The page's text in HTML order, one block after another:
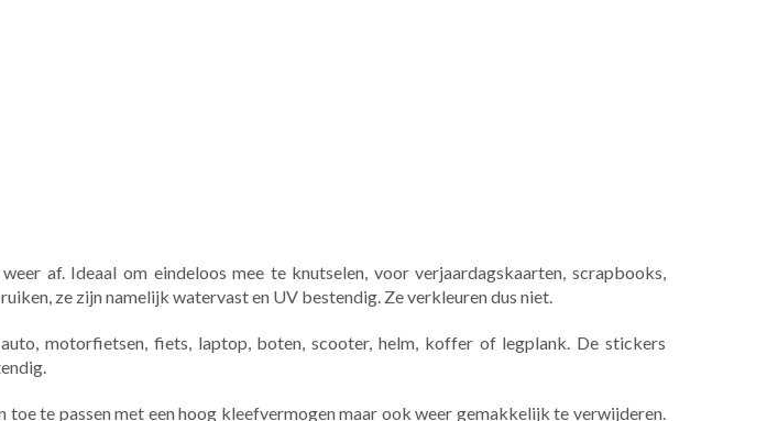
af. Ideaal om eindeloos mee te knutselen, voor verjaardagskaarten, scrapbooks,
ze zijn namelijk watervast en UV bestendig. Ze verkleuren dus niet.
motorfietsen, fiets, laptop, boten, scooter, helm, koffer of legplank. De stickers
te passen met een hoog kleefvermogen maar ook weer gemakkelijk te verwijderen.